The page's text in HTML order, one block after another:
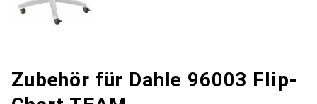
Zubehör für Dahle 96003 Flip-